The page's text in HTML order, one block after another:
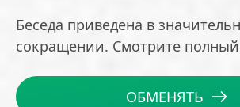
Беседа приведена в
сокращении. Смотрите
ОБМЕНЯТЬ